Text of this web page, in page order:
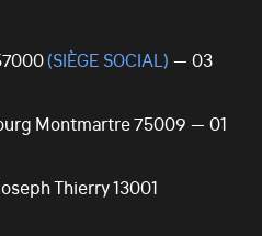
(SIÈGE SOCIAL) — 03
Montmartre 75009 — 01
Thierry 13001